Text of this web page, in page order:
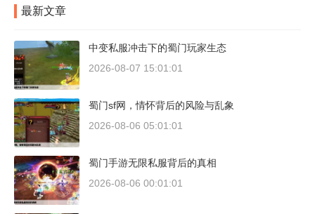
最新文章
中变私服冲击下的蜀门玩家生态
2026-08-07 15:01:01
蜀门sf网，情怀背后的风险与乱象
2026-08-06 05:01:01
蜀门手游无限私服背后的真相
2026-08-06 00:01:01